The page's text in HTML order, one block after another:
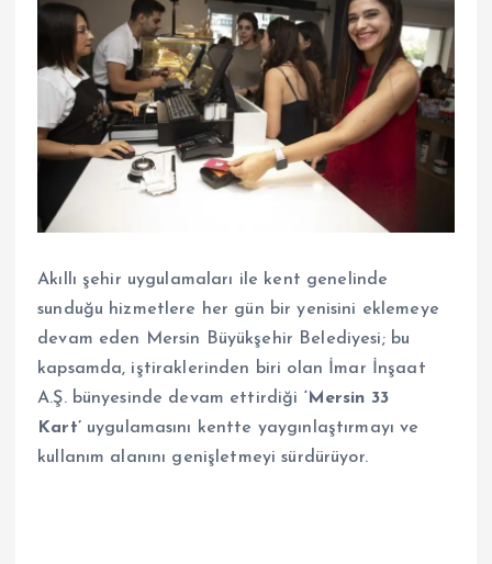
Akıllı şehir uygulamaları ile kent genelinde
sunduğu hizmetlere her gün bir yenisini eklemeye
devam eden Mersin Büyükşehir Belediyesi; bu
kapsamda, iştiraklerinden biri olan İmar İnşaat
A.Ş. bünyesinde devam ettirdiği ‘Mersin 33
Kart’uygulamasını kentte yaygınlaştırmayı ve
kullanım alanını genişletmeyi sürdürüyor.